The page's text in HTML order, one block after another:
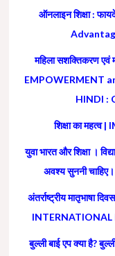
ऑनलाइन शिक्षा :
महिला सशक्तिकरण एवं
EMPOWERMENT
HINDI :
शिक्षा का
युवा भारत और शिक्षा ।
अवश्य सुननी
अंतर्राष्ट्रीय मातृभाषा
INTERNATIONAL
बुल्ली बाई एप क्या है?